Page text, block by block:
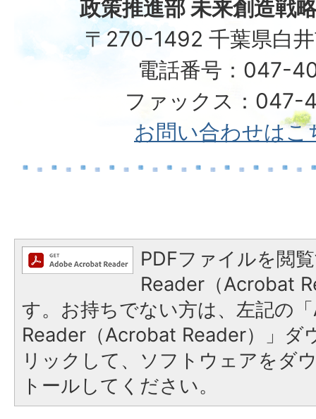
政策推進部 未来創造戦
〒270-1492 千葉県白
電話番号：047-
ファックス：047-
お問い合わせはこ
PDFファイルを閲
Reader（Acrobat
す。お持ちでない方は、左記の
Reader（Acrobat Reader）」ダ
リックして、ソフトウェアをダ
トールしてください。